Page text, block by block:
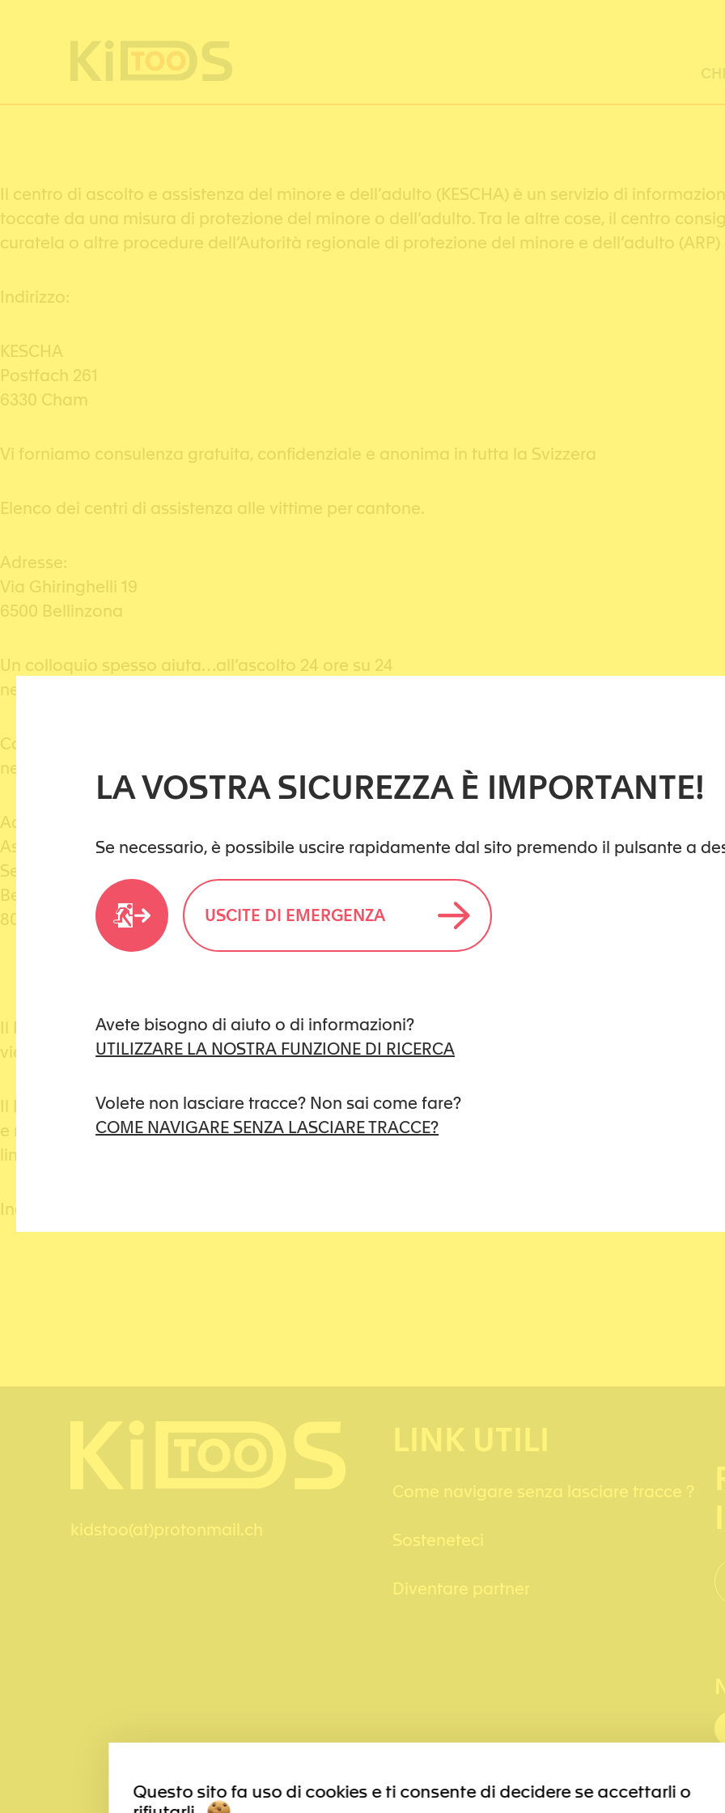
LA VOSTRA SICUREZZA È IMPORTANTE!
Se necessario, è possibile uscire rapidamente dal sito premendo il pulsante a
USCITE DI EMERGENZA
Avete bisogno di aiuto o di informazioni?
UTILIZZARE LA NOSTRA FUNZIONE DI RICERCA
Volete non lasciare tracce? Non sai come fare?
COME NAVIGARE SENZA LASCIARE TRACCE?
Il centro di ascolto e assistenza del minore e dell’adulto (KESCHA) è un servizio di
toccate da una misura di protezione del minore o dell’adulto. Tra le altre cose, il centro
curatela o altre procedure dell’Autorità regionale di protezione del minore e dell’adulto
Indirizzo:
KESCHA
Postfach 261
6330 Cham
Vi forniamo consulenza gratuita, confidenziale e anonima in tutta la Svizzera
Elenco dei centri di assistenza alle vittime per cantone.
Adresse:
Via Ghiringhelli 19
6500 Bellinzona
Un colloquio spesso aiuta…all’ascolto 24 ore su 24
nel rispetto dell’anonimato
Consulenza via chat…vedi orari
nel rispetto dell’anonimato
Adresse:
Association Suisse La Main Tendue
Secrétariat Général
Beckenhofstrasse 16
8016 Zürich
Il Rifugio delle donne di Basilea è il centro più importante della regione per le donne vittime di
viene resa nota per motivi di sicurezza.
Il Rifugio delle donne può essere contattato giorno e notte al numero 061 681 66 33. La
e non comporta alcun impegno. Ulteriori informazioni sono disponibili all’indirizzo:
lingue.
Indirizzo: Casella postale, 4002 Basilea
kidstoo(at)protonmail.ch
LINK UTILI
Come navigare senza lasciare tracce ?
Sosteneteci
Diventare partner
Questo sito fa uso di cookies e ti consente di decidere se accettarli o